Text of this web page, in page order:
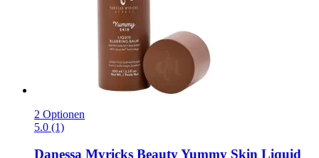
2 Optionen
5.0 (1)
Danessa Myricks BeautyYummy Skin Liquid